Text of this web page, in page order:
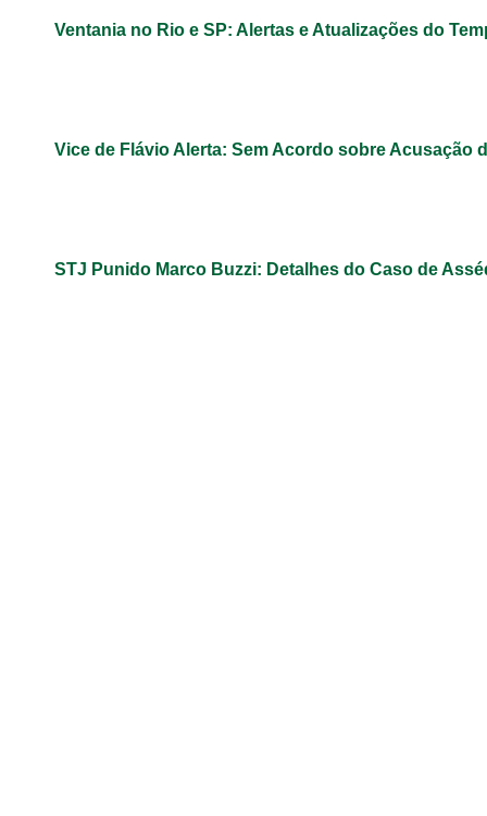
Ventania no Rio e SP: Alertas e Atualizações do
Vice de Flávio Alerta: Sem Acordo sobre Acusação
STJ Punido Marco Buzzi: Detalhes do Caso de